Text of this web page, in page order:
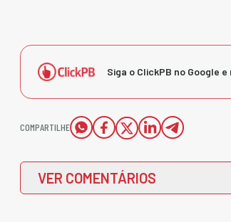
Siga o ClickPB no Google
COMPARTILHE
VER COMENTÁRIOS